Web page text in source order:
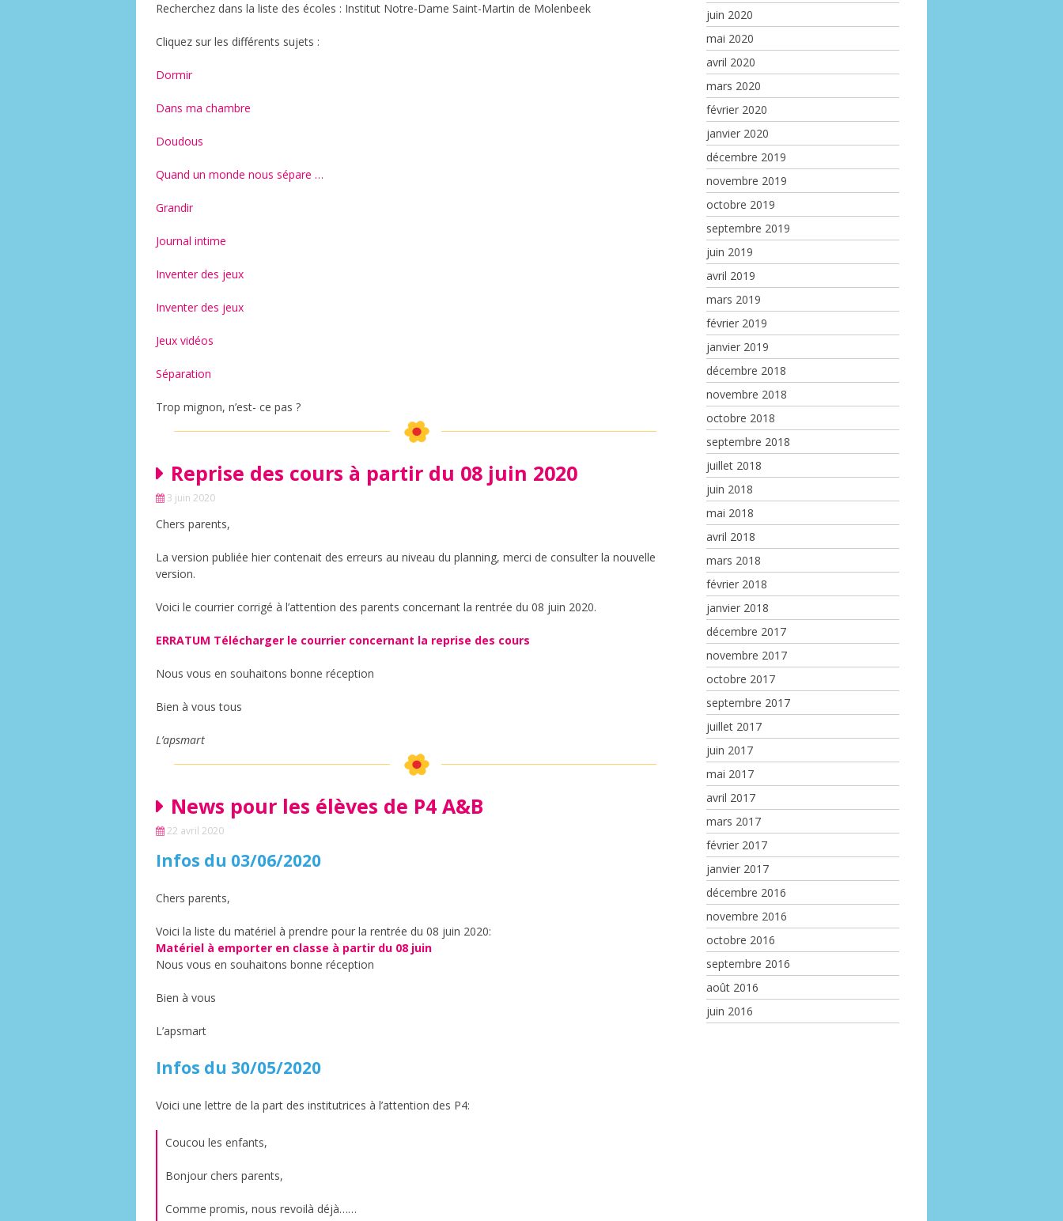
Recherchez dans la liste des écoles : Institut Notre-Dame Saint-Martin de Molenbeek
Cliquez sur les différents sujets :
Dormir
Dans ma chambre
Doudous
Quand un monde nous sépare …
Grandir
Journal intime
Inventer des jeux
Inventer des jeux
Jeux vidéos
Séparation
Trop mignon, n’est- ce pas ?
Reprise des cours à partir du 08 juin 2020
3 juin 2020
Chers parents,
La version publiée hier contenait des erreurs au niveau du planning, merci de consulter la nouvelle
version.
Voici le courrier corrigé à l’attention des parents concernant la rentrée du 08 juin 2020.
ERRATUM Télécharger le courrier concernant la reprise des cours
Nous vous en souhaitons bonne réception
Bien à vous tous
L’apsmart
News pour les élèves de P4 A&B
22 avril 2020
Infos du 03/06/2020
Chers parents,
Voici la liste du matériel à prendre pour la rentrée du 08 juin 2020:
Matériel à emporter en classe à partir du 08 juin
Nous vous en souhaitons bonne réception
Bien à vous
L’apsmart
Infos du 30/05/2020
Voici une lettre de la part des institutrices à l’attention des P4:
Coucou les enfants,
Bonjour chers parents,
Comme promis, nous revoilà déjà……
juin 2020
mai 2020
avril 2020
mars 2020
février 2020
janvier 2020
décembre 2019
novembre 2019
octobre 2019
septembre 2019
juin 2019
avril 2019
mars 2019
février 2019
janvier 2019
décembre 2018
novembre 2018
octobre 2018
septembre 2018
juillet 2018
juin 2018
mai 2018
avril 2018
mars 2018
février 2018
janvier 2018
décembre 2017
novembre 2017
octobre 2017
septembre 2017
juillet 2017
juin 2017
mai 2017
avril 2017
mars 2017
février 2017
janvier 2017
décembre 2016
novembre 2016
octobre 2016
septembre 2016
août 2016
juin 2016